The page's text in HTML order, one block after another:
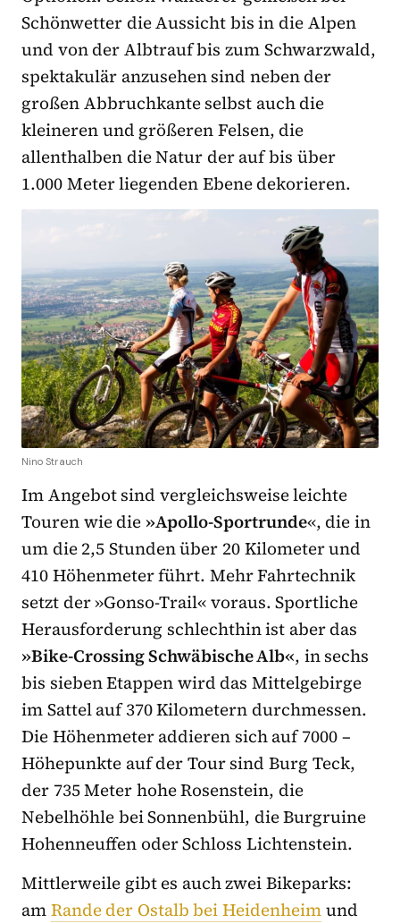
Schönwetter die Aussicht bis in die Alpen
und von der Albtrauf bis zum Schwarzwald,
spektakulär anzusehen sind neben der
großen Abbruchkante selbst auch die
kleineren und größeren Felsen, die
allenthalben die Natur der auf bis über
1.000 Meter liegenden Ebene dekorieren.
Nino Strauch
Im Angebot sind vergleichsweise leichte
Touren wie die »Apollo-Sportrunde«, die in
um die 2,5 Stunden über 20 Kilometer und
410 Höhenmeter führt. Mehr Fahrtechnik
setzt der »Gonso-Trail« voraus. Sportliche
Herausforderung schlechthin ist aber das
»Bike-Crossing Schwäbische Alb«, in sechs
bis sieben Etappen wird das Mittelgebirge
im Sattel auf 370 Kilometern durchmessen.
Die Höhenmeter addieren sich auf 7000 –
Höhepunkte auf der Tour sind Burg Teck,
der 735 Meter hohe Rosenstein, die
Nebelhöhle bei Sonnenbühl, die Burgruine
Hohenneuffen oder Schloss Lichtenstein.
Mittlerweile gibt es auch zwei Bikeparks:
amRande der Ostalb bei Heidenheimund